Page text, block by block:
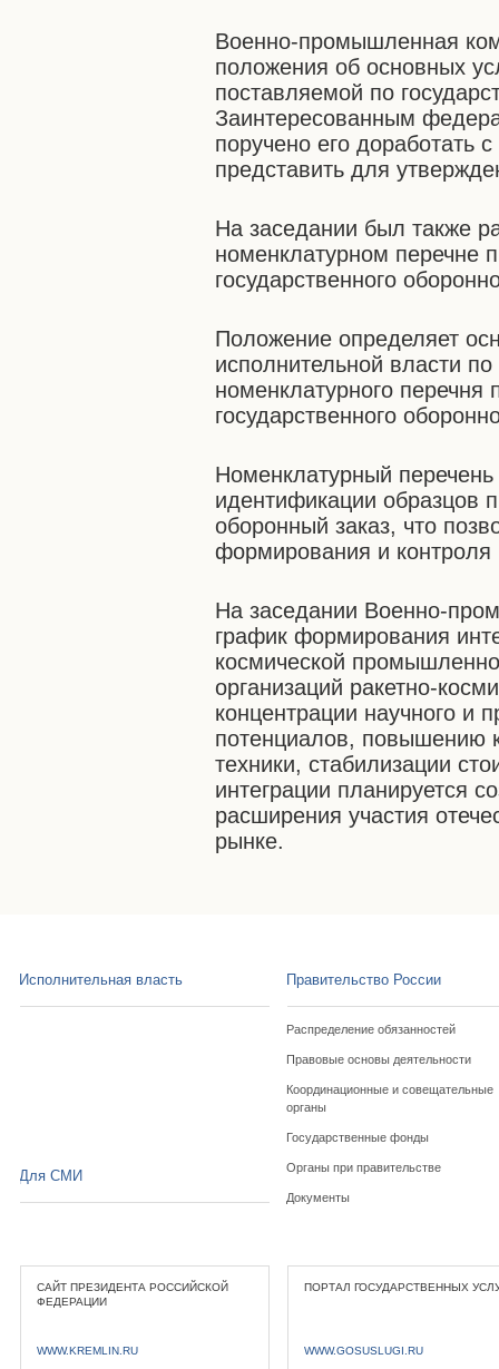
Военно-промышленная
положения об основных
поставляемой по
Заинтересованным
поручено его доработать
представить для
На заседании был также
номенклатурном перечне
государственного
Положение определяет
исполнительной власти
номенклатурного перечня
государственного
Номенклатурный
идентификации образцов
оборонный заказ, что
формирования и контроля
На заседании Военно-
график формирования
космической
организаций ракетно-
концентрации научного и
потенциалов, повышению
техники, стабилизации
интеграции планируется
расширения участия
рынке.
Исполнительная власть Правительство России
Распределение обязанностей
Правовые основы деятельности
Координационные и совещательные
органы
Государственные фонды
Органы при правительстве
Документы
Для СМИ
САЙТ ПРЕЗИДЕНТА РОССИЙСКОЙ
ФЕДЕРАЦИИ
WWW.KREMLIN.RU
ПОРТАЛ ГОСУДАРСТВЕННЫХ
WWW.GOSUSLUGI.RU